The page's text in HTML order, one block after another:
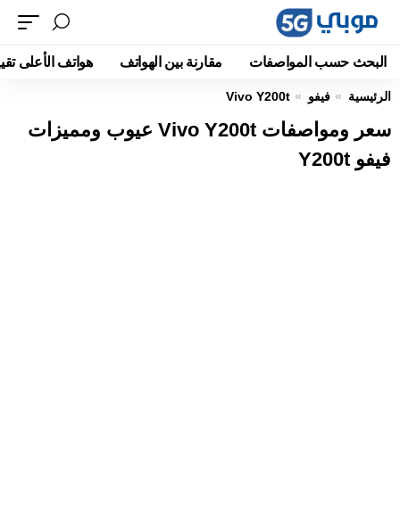
البحث حسب المواصفات مقارنة بين الهواتف هواتف الأعلى
الرئيسية فيفو Vivo Y200t
سعر ومواصفات Vivo Y200t عيوب ومميزات
فيفو Y200t